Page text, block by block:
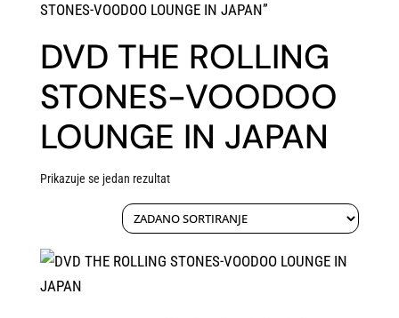
STONES-VOODOO LOUNGE IN JAPAN”
DVD THE ROLLING
STONES-VOODOO
LOUNGE IN JAPAN
Prikazuje se jedan rezultat